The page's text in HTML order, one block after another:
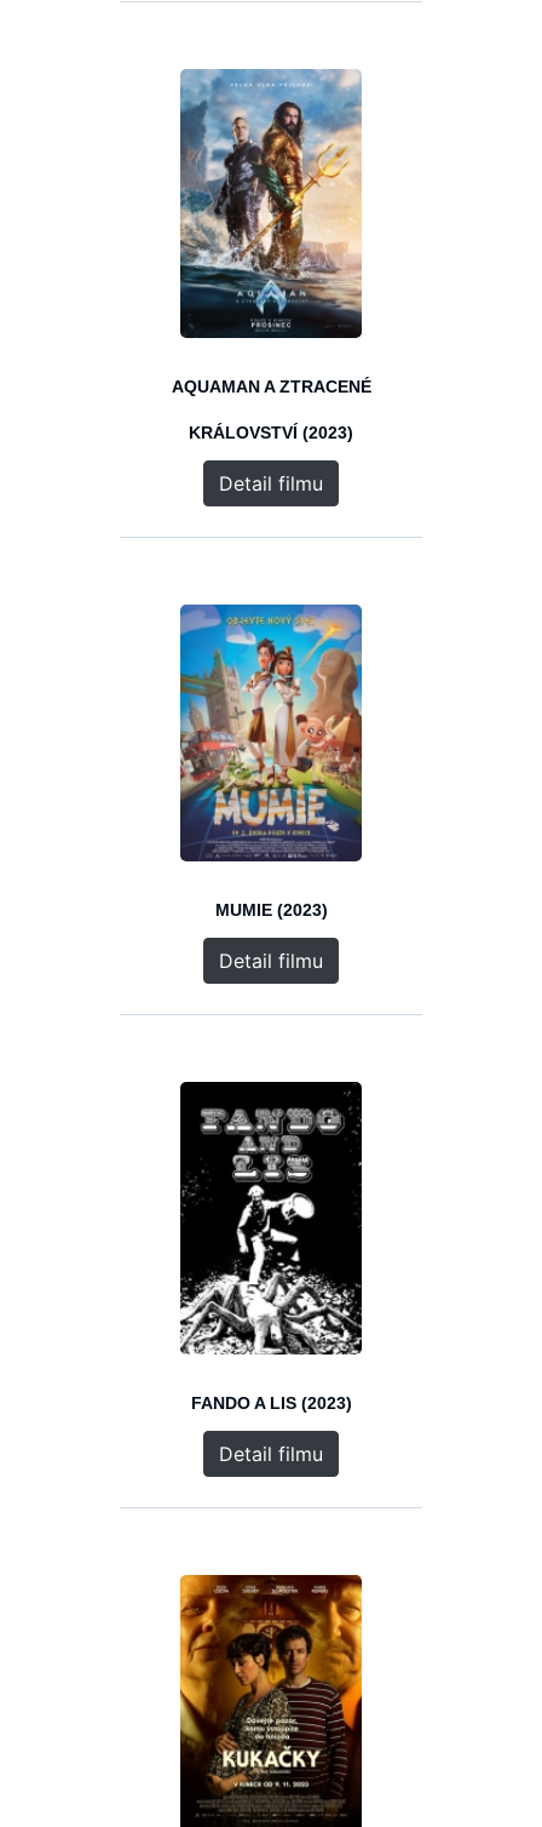
AQUAMAN A ZTRACENÉ
KRÁLOVSTVÍ (2023)
Detail filmu
MUMIE (2023)
Detail filmu
FANDO A LIS (2023)
Detail filmu